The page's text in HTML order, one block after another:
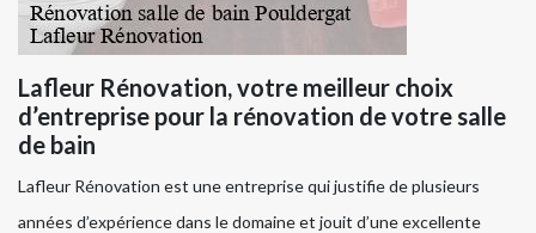
Lafleur Rénovation, votre meilleur choix
d’entreprise pour la rénovation de votre salle
de bain
Lafleur Rénovation est une entreprise qui justifie de plusieurs
années d’expérience dans le domaine et jouit d’une excellente